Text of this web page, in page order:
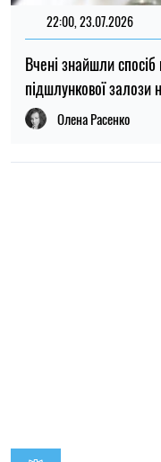
22:00, 23.07.2026
Вчені знайшли
підшлункової залози
Олена Расенко